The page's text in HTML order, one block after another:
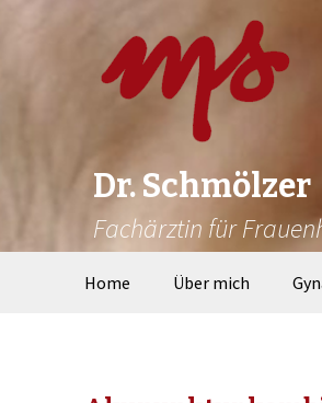
Dr. Schmölzer
Fachärztin für
Home Über mich